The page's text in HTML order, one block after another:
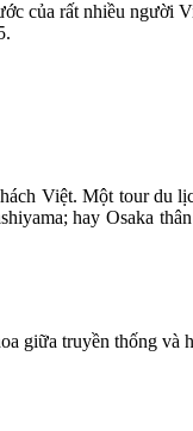
của rất nhiều
Việt. Một tour du
hay Osaka
giữa truyền thống và